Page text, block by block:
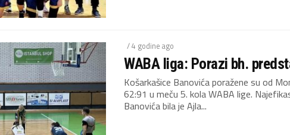
/ 4 godine ago
WABA liga: Porazi bh.
Košarkašice Banovića poražene su od
62:91 u meču 5. kola WABA lige.
Banovića bila je Ajla...